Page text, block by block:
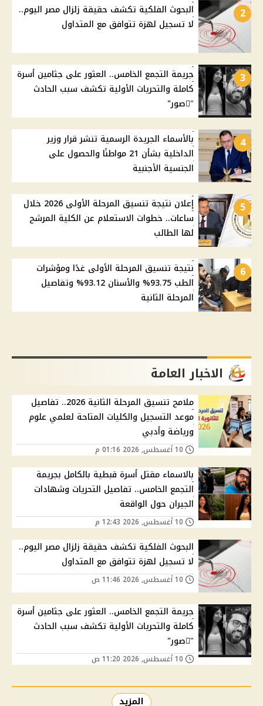
2
البحوث الفلكية تكشف حقيقة زلزال مصر اليوم..
لا تسجيل لهزة تتوافق مع المتداول
3
جريمة التجمع الخامس.. العثور على جثامين أسرة
كاملة والتحريات الأولية تكشف سبب الحادث
"ًصور"
4
بالأسماء الجريدة الرسمية تنشر قرار وزير
الداخلية بشأن 21 مواطنًا والحصول على
الجنسية الأجنبية
5
إعلان نتيجة تنسيق المرحلة الأولى 2026 خلال
ساعات.. خطوات الاستعلام عن الكلية المرشح
لها الطالب
6
نتيجة تنسيق المرحلة الأولى غدًا ومؤشرات
الطب 93.75% والأسنان 93.12% وتفاصيل
المرحلة الثانية
الاخبار العامة
ملامح تنسيق المرحلة الثانية 2026.. تفاصيل
موعد التسجيل والكليات المتاحة لعلمي علوم
ورياضة وأدبي
بالاسماء مقتل أسرة قبطية بالكامل بجريمة
التجمع الخامس.. تفاصيل التحريات وشهادات
الجيران حول الواقعة
البحوث الفلكية تكشف حقيقة زلزال مصر اليوم..
لا تسجيل لهزة تتوافق مع المتداول
جريمة التجمع الخامس.. العثور على جثامين أسرة
كاملة والتحريات الأولية تكشف سبب الحادث
"ًصور"
المزيد